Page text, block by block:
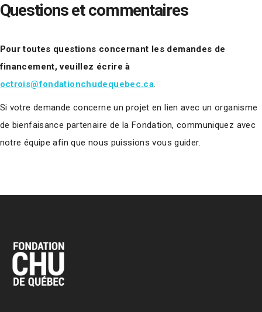
Questions et commentaires
Pour toutes questions concernant les demandes de
financement, veuillez écrire à
octrois@fondationchudequebec.ca.
Si votre demande concerne un projet en lien avec un organisme
de bienfaisance partenaire de la Fondation, communiquez avec
notre équipe afin que nous puissions vous guider.